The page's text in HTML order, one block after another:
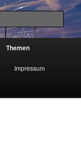
Themen
Impressum